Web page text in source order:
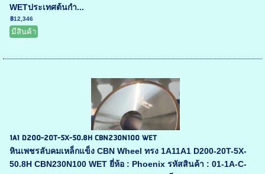
WETประเทศต้นกำ...
฿12,346
มีสินค้า
1A1 D200-20T-5X-50.8H CBN230N100 WET
หินเพชรลับคมเหล็กแข็ง CBN Wheel ทรง 1A11A1 D200-20T-5X-
50.8H CBN230N100 WET ยี่ห้อ : Phoenix รหัสสินค้า : 01-1A-C-